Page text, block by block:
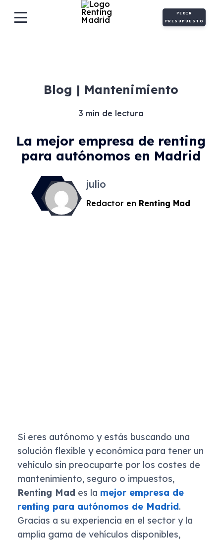
PEDIR
PRESUPUESTO
Blog | Mantenimiento
3 min de lectura
La mejor empresa de renting
para autónomos en Madrid
julio
Redactor en Renting Mad
Si eres autónomo y estás buscando una
solución flexible y económica para tener un
vehículo sin preocuparte por los costes de
mantenimiento, seguro o impuestos,
Renting Mad es la mejor empresa de
renting para autónomos de Madrid.
Gracias a su experiencia en el sector y la
amplia gama de vehículos disponibles,